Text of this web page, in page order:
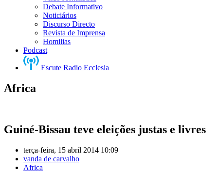
Debate Informativo
Noticiários
Discurso Directo
Revista de Imprensa
Homilias
Podcast
Escute Radio Ecclesia
Africa
Guiné-Bissau teve eleições justas e livres
terça-feira, 15 abril 2014 10:09
vanda de carvalho
Africa